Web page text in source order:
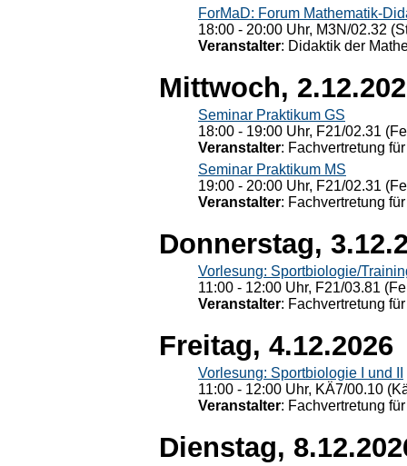
ForMaD: Forum Mathematik-
18:00 - 20:00 Uhr, M3N/02.32
Veranstalter: Didaktik der
Mittwoch,
Seminar Praktikum GS
18:00 - 19:00 Uhr, F21/02.31
Veranstalter: Fachvertretung
Seminar Praktikum MS
19:00 - 20:00 Uhr, F21/02.31
Veranstalter: Fachvertretung
Donnerstag,
Vorlesung: Sportbiologie/
11:00 - 12:00 Uhr, F21/03.81
Veranstalter: Fachvertretung
Freitag, 4.12.2026
Vorlesung: Sportbiologie I und II
11:00 - 12:00 Uhr, KÄ7/00.10
Veranstalter: Fachvertretung
Dienstag,